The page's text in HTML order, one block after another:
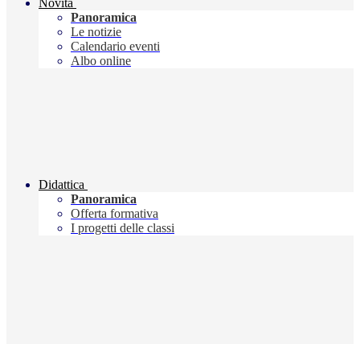
Novità
Panoramica
Le notizie
Calendario eventi
Albo online
Didattica
Panoramica
Offerta formativa
I progetti delle classi